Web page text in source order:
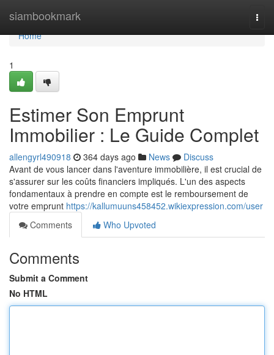
siambookmark
Home
Home
1
Estimer Son Emprunt
Immobilier : Le Guide Complet
allengyrl490918 364 days ago News
Discuss
Avant de vous lancer dans l'aventure immobilière, il est crucial de
s'assurer sur les coûts financiers impliqués. L'un des aspects
fondamentaux à prendre en compte est le remboursement de
votre emprunt https://kallumuuns458452.wikiexpression.com/user
Comments
Who Upvoted
Comments
Submit a Comment
No HTML